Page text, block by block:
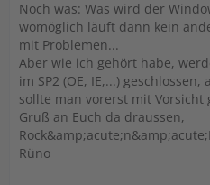
Noch was: Was wird der
womöglich läuft dann kein
mit Problemen...
Aber wie ich gehört habe,
im SP2 (OE, IE,...)
sollte man vorerst mit Vorsicht
Gruß an Euch da draussen,
Rüno